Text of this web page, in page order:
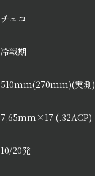
チェコ
冷戦期
510mm(270mm)(実測)
7,65mm×17 (.32ACP)
10/20発